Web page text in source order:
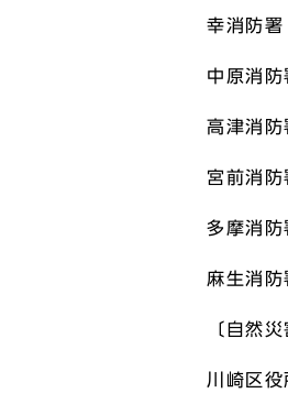
幸消防
中原消
高津消
宮前消
多摩消
麻生消
〔自然
川崎区